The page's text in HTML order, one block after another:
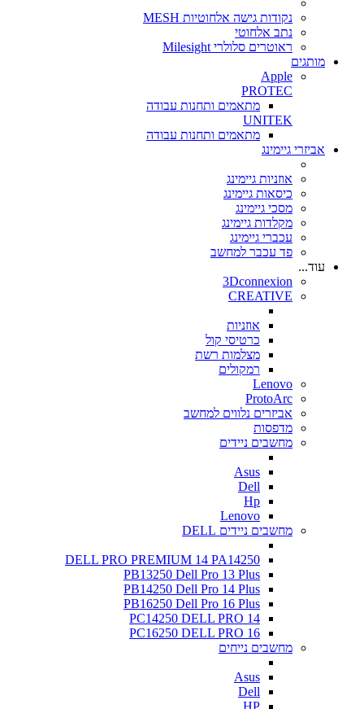
נקודות גישה אלחוטיות MESH
נתב אלחוטי
ראוטרים סלולרי Milesight
מותגים
Apple
PROTEC
מתאמים ותחנות עבודה
UNITEK
מתאמים ותחנות עבודה
אביזרי גיימינג
אוזניות גיימינג
כיסאות גיימינג
מסכי גיימינג
מקלדות גיימינג
עכברי גיימינג
פד עכבר למחשב
עוד...
3Dconnexion
CREATIVE
אוזניות
כרטיסי קול
מצלמות רשת
רמקולים
Lenovo
ProtoArc
אביזרים נלווים למחשב
מדפסות
מחשבים ניידים
Asus
Dell
Hp
Lenovo
מחשבים ניידים DELL
DELL PRO PREMIUM 14 PA14250
PB13250 Dell Pro 13 Plus
PB14250 Dell Pro 14 Plus
PB16250 Dell Pro 16 Plus
PC14250 DELL PRO 14
PC16250 DELL PRO 16
מחשבים נייחים
Asus
Dell
HP